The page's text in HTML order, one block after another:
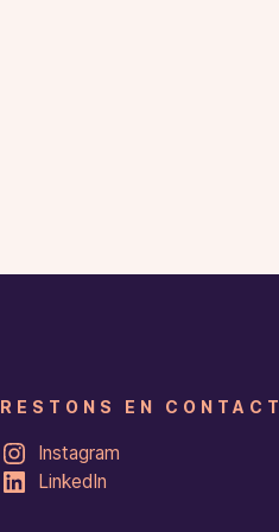
RESTONS EN CONTACT
Instagram
LinkedIn